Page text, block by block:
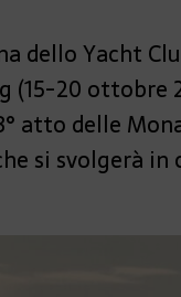
dello Yacht
(15-20
atto delle
si svolgerà in